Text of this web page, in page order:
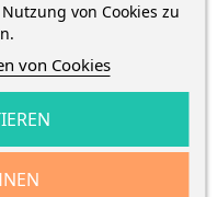
von Cookies zu
von Cookies